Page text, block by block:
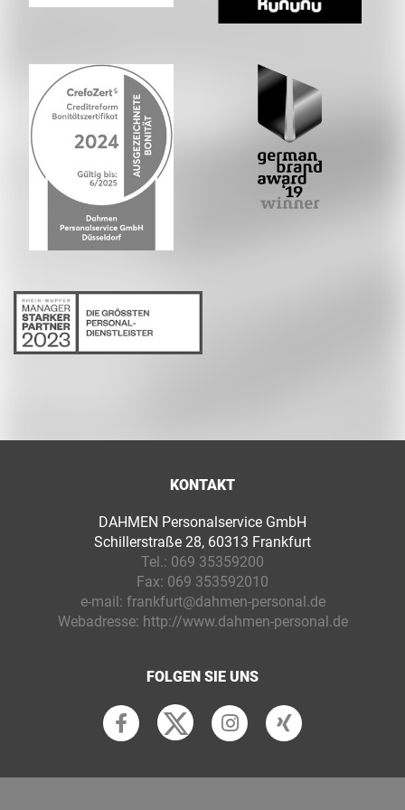
KONTAKT
DAHMEN Personalservice GmbH
Schillerstraße 28, 60313 Frankfurt
Tel.: 069 35359200
Fax: 069 353592010
e-mail: frankfurt@dahmen-personal.de
Webadresse: http://www.dahmen-personal.de
FOLGEN SIE UNS